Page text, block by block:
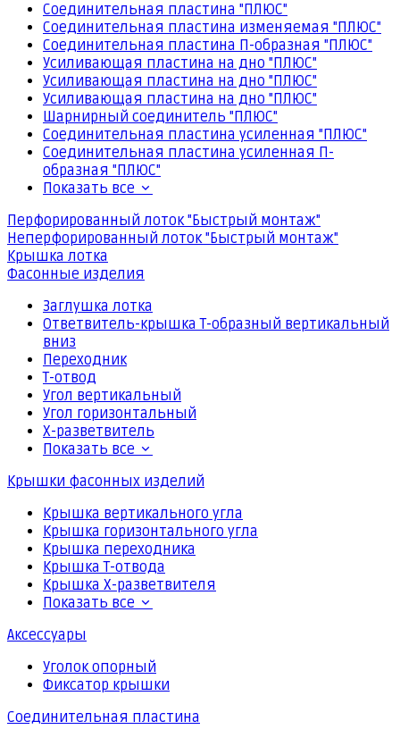
Соединительная пластина "ПЛЮС"
Соединительная пластина изменяемая "ПЛЮС"
Соединительная пластина П-образная "ПЛЮС"
Усиливающая пластина на дно "ПЛЮС"
Усиливающая пластина на дно "ПЛЮС"
Усиливающая пластина на дно "ПЛЮС"
Шарнирный соединитель "ПЛЮС"
Соединительная пластина усиленная "ПЛЮС"
Соединительная пластина усиленная П-
образная "ПЛЮС"
Показать все
Перфорированный лоток "Быстрый монтаж"
Неперфорированный лоток "Быстрый монтаж"
Крышка лотка
Фасонные изделия
Заглушка лотка
Ответвитель-крышка Т-образный вертикальный
вниз
Переходник
Т-отвод
Угол вертикальный
Угол горизонтальный
Х-разветвитель
Показать все
Крышки фасонных изделий
Крышка вертикального угла
Крышка горизонтального угла
Крышка переходника
Крышка Т-отвода
Крышка Х-разветвителя
Показать все
Аксессуары
Уголок опорный
Фиксатор крышки
Соединительная пластина